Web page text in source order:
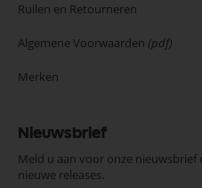
Ruilen en Retourneren
Algemene Voorwaarden (pdf)
Merken
Nieuwsbrief
Meld u aan voor onze
nieuwe releases.